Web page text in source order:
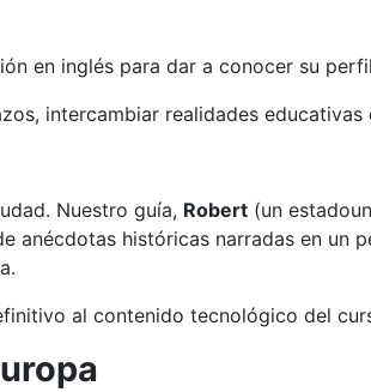
en inglés para dar a conocer su
intercambiar realidades
Nuestro guía, Robert (un
anécdotas históricas narradas en un
al contenido tecnológico del